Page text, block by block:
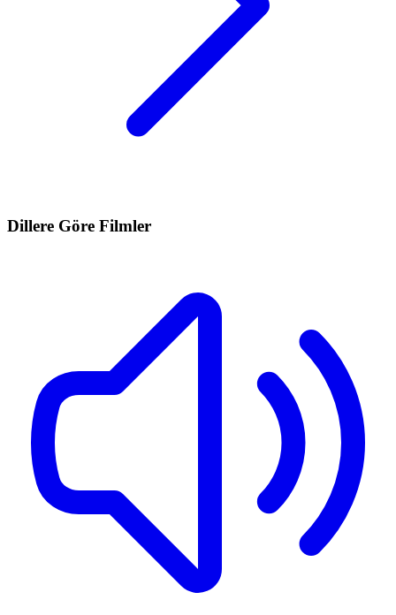
Dillere Göre Filmler